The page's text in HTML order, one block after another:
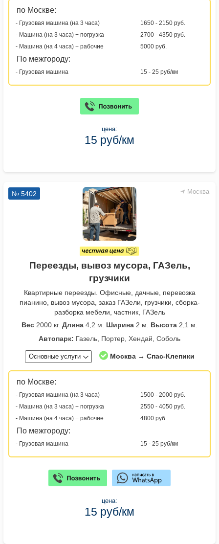
по Москве:
- Грузовая машина (на 3 часа)
1650 - 2150 руб.
- Машина (на 3 часа) + погрузка
2700 - 4350 руб.
- Машина (на 4 часа) + рабочие
5000 руб.
По межгороду:
- Грузовая машина 15 - 25 руб/км
цена:
15 руб/км
Москва
№ 5402
Переезды, вывоз мусора, ГАЗель,
грузчики
Квартирные переезды. Офисные, дачные, перевозка
пианино, вывоз мусора, заказ ГАЗели, грузчики, сборка-
разборка мебели, частник, ГАЗель
Вес 2000 кг. Длина 4,2 м. Ширина 2 м. Высота 2,1 м.
Автопарк: Газель, Портер, Хендай, Соболь
Основные услуги Москва → Спас-Клепики
по Москве:
- Грузовая машина (на 3 часа)
1500 - 2000 руб.
- Машина (на 3 часа) + погрузка
2550 - 4050 руб.
- Машина (на 4 часа) + рабочие
4800 руб.
По межгороду:
- Грузовая машина 15 - 25 руб/км
цена:
15 руб/км